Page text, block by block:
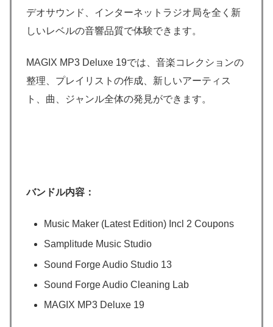
デオサウンド、インターネットラジオ局を全く新
しいレベルの音響品質で体験できます。
MAGIX MP3 Deluxe 19では、音楽コレクションの
整理、プレイリストの作成、新しいアーティス
ト、曲、ジャンル全体の発見ができます。
バンドル内容：
Music Maker (Latest Edition) Incl 2 Coupons
Samplitude Music Studio
Sound Forge Audio Studio 13
Sound Forge Audio Cleaning Lab
MAGIX MP3 Deluxe 19